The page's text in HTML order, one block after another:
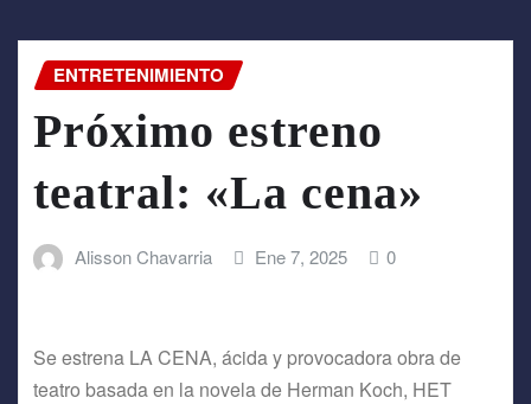
ENTRETENIMIENTO
Próximo estreno
teatral: «La cena»
Alisson Chavarria Ene 7, 2025 0
Se estrena LA CENA, ácida y provocadora obra de
teatro basada en la novela de Herman Koch, HET